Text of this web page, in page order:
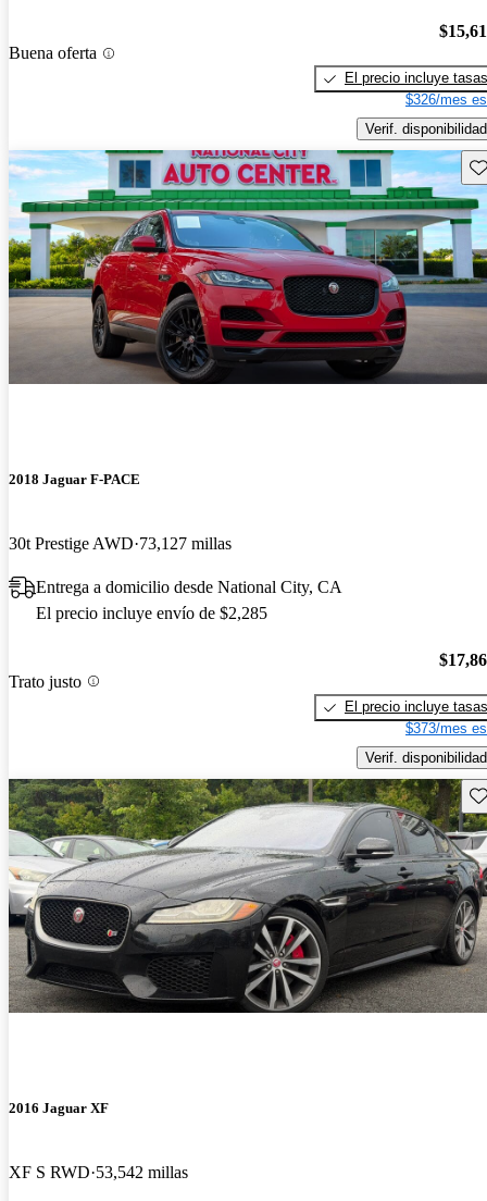
Buena oferta
El precio incluye tasas
$326/mes
Verif. disponibilidad
2018 Jaguar F-PACE
30t Prestige AWD 73,127 millas
Entrega a domicilio desde National City, CA
El precio incluye envío de $2,285
Trato justo
El precio incluye tasas
$373/mes
Verif. disponibilidad
2016 Jaguar XF
XF S RWD 53,542 millas